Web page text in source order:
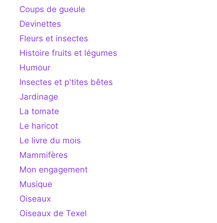
Coups de gueule
Devinettes
Fleurs et insectes
Histoire fruits et légumes
Humour
Insectes et p'tites bêtes
Jardinage
La tomate
Le haricot
Le livre du mois
Mammifères
Mon engagement
Musique
Oiseaux
Oiseaux de Texel